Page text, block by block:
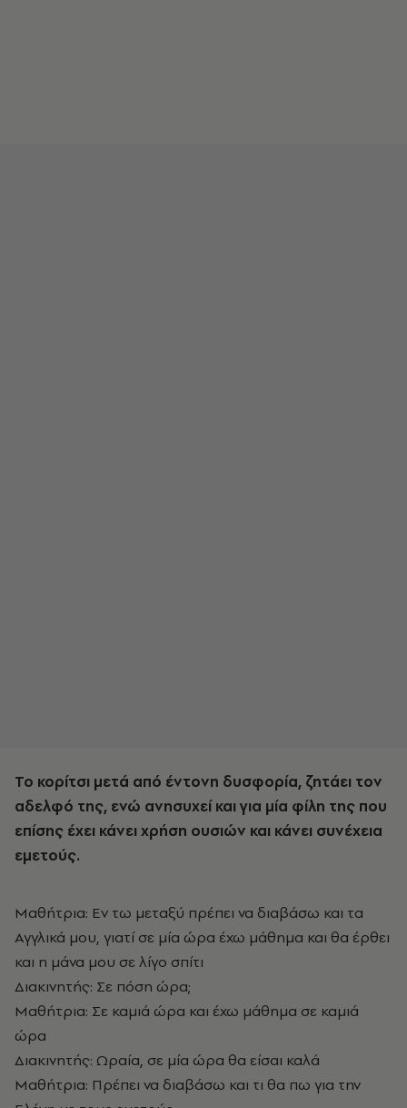
Το κορίτσι μετά από έντονη δυσφορία, ζητάει τον
αδελφό της, ενώ ανησυχεί και για μία φίλη της που
επίσης έχει κάνει χρήση ουσιών και κάνει συνέχεια
εμετούς.
Μαθήτρια: Εν τω μεταξύ πρέπει να διαβάσω και τα
Αγγλικά μου, γιατί σε μία ώρα έχω μάθημα και θα έρθει
και η μάνα μου σε λίγο σπίτι
Διακινητής: Σε πόση ώρα;
Μαθήτρια: Σε καμιά ώρα και έχω μάθημα σε καμιά
ώρα
Διακινητής: Ωραία, σε μία ώρα θα είσαι καλά
Μαθήτρια: Πρέπει να διαβάσω και τι θα πω για την